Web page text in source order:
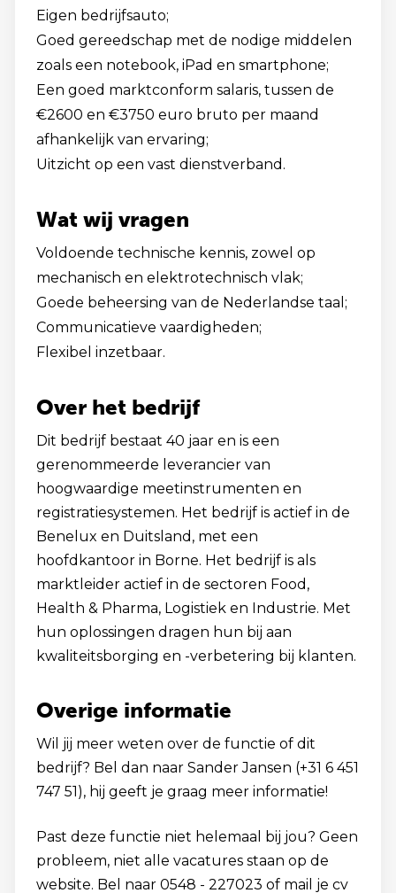
Eigen bedrijfsauto;
Goed gereedschap met de nodige middelen
zoals een notebook, iPad en smartphone;
Een goed marktconform salaris, tussen de
€2600 en €3750 euro bruto per maand
afhankelijk van ervaring;
Uitzicht op een vast dienstverband.
Wat wij vragen
Voldoende technische kennis, zowel op
mechanisch en elektrotechnisch vlak;
Goede beheersing van de Nederlandse taal;
Communicatieve vaardigheden;
Flexibel inzetbaar.
Over het bedrijf
Dit bedrijf bestaat 40 jaar en is een
gerenommeerde leverancier van
hoogwaardige meetinstrumenten en
registratiesystemen. Het bedrijf is actief in de
Benelux en Duitsland, met een
hoofdkantoor in Borne. Het bedrijf is als
marktleider actief in de sectoren Food,
Health & Pharma, Logistiek en Industrie. Met
hun oplossingen dragen hun bij aan
kwaliteitsborging en -verbetering bij klanten.
Overige informatie
Wil jij meer weten over de functie of dit
bedrijf? Bel dan naar Sander Jansen (+31 6 451
747 51), hij geeft je graag meer informatie!
Past deze functie niet helemaal bij jou? Geen
probleem, niet alle vacatures staan op de
website. Bel naar 0548 - 227023 of mail je cv